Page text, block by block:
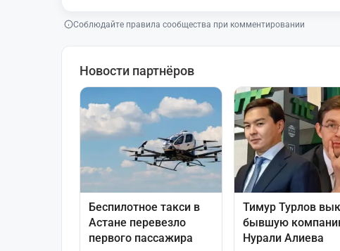
Соблюдайте правила сообщества при комментировании